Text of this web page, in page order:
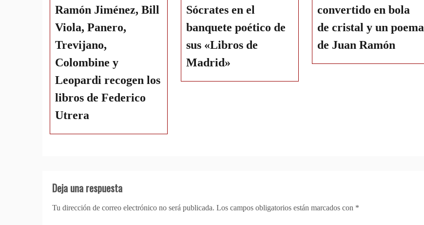
Ramón Jiménez, Bill
Viola, Panero,
Trevijano,
Colombine y
Leopardi recogen los
libros de Federico
Utrera
Sócrates en el
banquete poético de
sus «Libros de
Madrid»
convertido en bola
de cristal y un poema
de Juan Ramón
Deja una respuesta
Tu dirección de correo electrónico no será publicada. Los campos obligatorios están marcados con *